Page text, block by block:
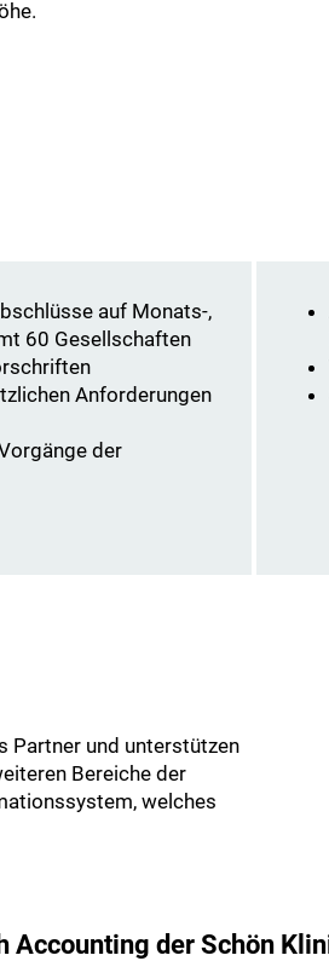
auf Monats-,
60 Gesellschaften
Anforderungen
der
Partner und unterstützen
Bereiche der
welches
Accounting der Schön